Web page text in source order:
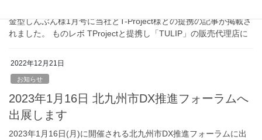
金型しんぶん様1月号に当社とT-Project様との提携の記事が掲載さ
れました。 ものレボ TProjectと提携し「TULIP」の販売代理店に
2022年12月21日
お知らせ
2023年1月16日 北九州市DX推進フォーラムへ
出展します
2023年1月16日(月)に開催される北九州市DX推進フォーラムに出